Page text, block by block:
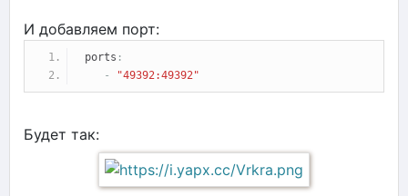
И добавляем порт:
ports :
-
"49392:49392"
Будет так: